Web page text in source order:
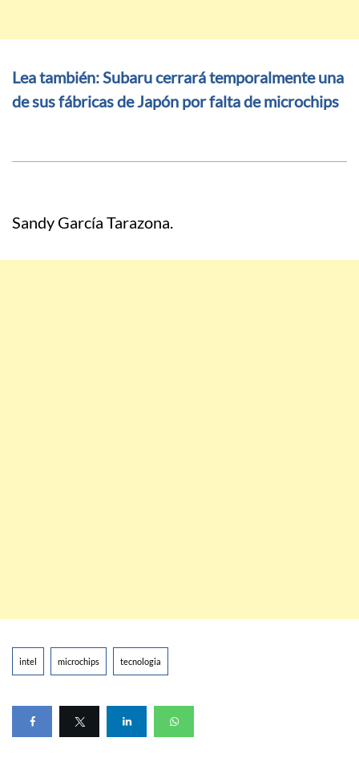
Lea también: Subaru cerrará temporalmente una
de sus fábricas de Japón por falta de microchips
Sandy García Tarazona.
intel microchips tecnologia